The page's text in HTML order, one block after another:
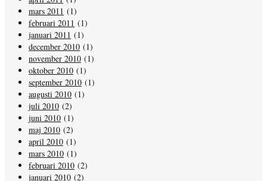
mars 2011 (1)
februari 2011 (1)
januari 2011 (1)
december 2010 (1)
november 2010 (1)
oktober 2010 (1)
september 2010 (1)
augusti 2010 (1)
juli 2010 (2)
juni 2010 (1)
maj 2010 (2)
april 2010 (1)
mars 2010 (1)
februari 2010 (2)
januari 2010 (2)